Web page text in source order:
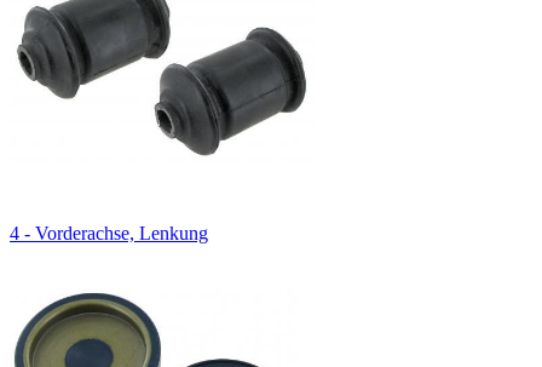
4 - Vorderachse, Lenkung